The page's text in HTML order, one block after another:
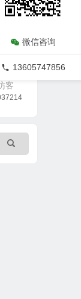
海关
客
微信咨询
13605747856